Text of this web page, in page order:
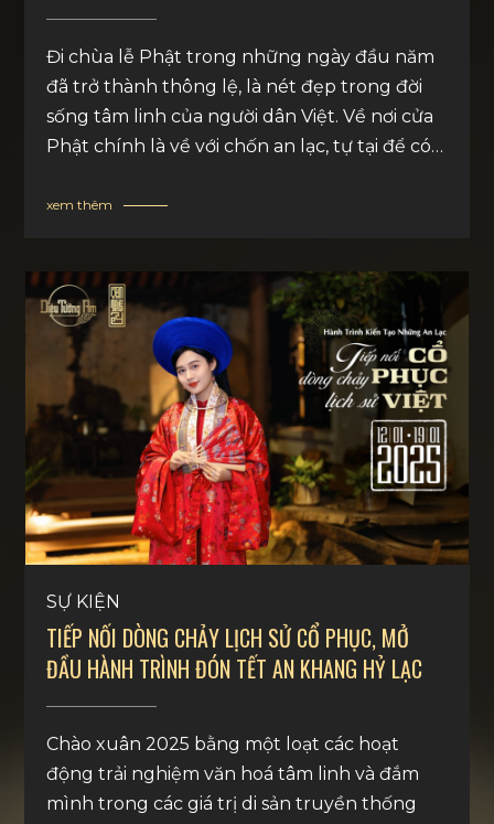
Đi chùa lễ Phật trong những ngày đầu năm
đã trở thành thông lệ, là nét đẹp trong đời
sống tâm linh của người dân Việt. Về nơi cửa
Phật chính là về với chốn an lạc, tự tại để có
cùng đón năm mới nhiều bình an.
xem thêm
SỰ KIỆN
TIẾP NỐI DÒNG CHẢY LỊCH SỬ CỔ PHỤC, MỞ
ĐẦU HÀNH TRÌNH ĐÓN TẾT AN KHANG HỶ LẠC
Chào xuân 2025 bằng một loạt các hoạt
động trải nghiệm văn hoá tâm linh và đắm
mình trong các giá trị di sản truyền thống